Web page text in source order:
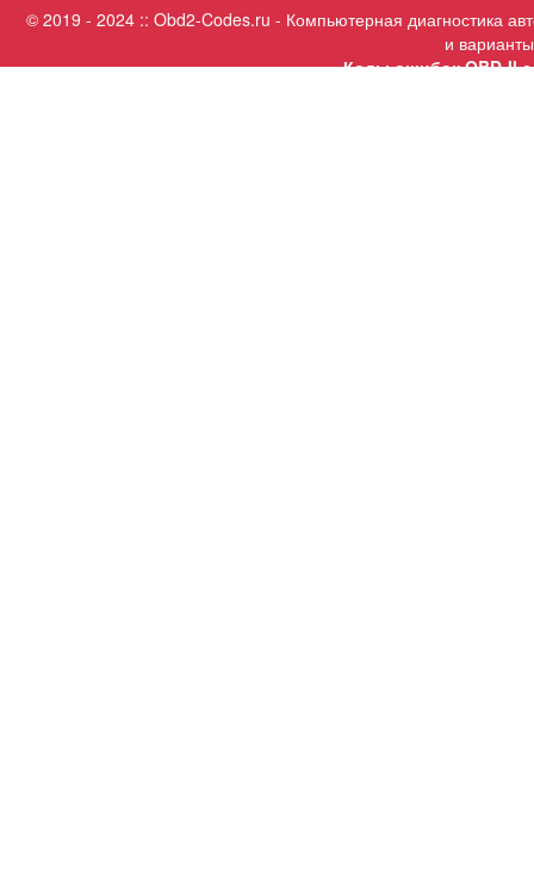
© 2019 - 2024 :: Obd2-Codes.ru - Компьютерная диагностика
и
Коды ошибок OBD-II